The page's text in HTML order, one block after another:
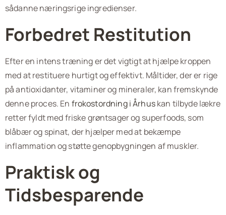
sådanne næringsrige ingredienser.
Forbedret Restitution
Efter en intens træning er det vigtigt at hjælpe kroppen
med at restituere hurtigt og effektivt. Måltider, der er rige
på antioxidanter, vitaminer og mineraler, kan fremskynde
denne proces. En frokostordning i Århuskan tilbyde lækre
retter fyldt med friske grøntsager og superfoods, som
blåbær og spinat, der hjælper med at bekæmpe
inflammation og støtte genopbygningen af muskler.
Praktisk og
Tidsbesparende